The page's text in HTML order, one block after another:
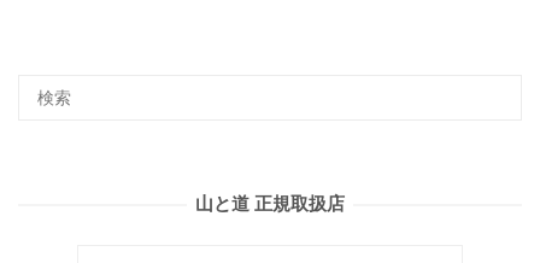
山と道 正規取扱店